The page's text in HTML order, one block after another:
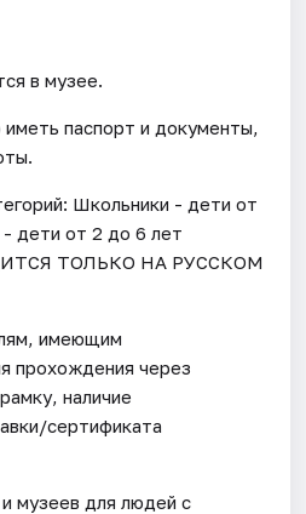
в музее.
паспорт и документы,
Школьники - дети от
дети от 2 до 6 лет
ТОЛЬКО НА РУССКОМ
имеющим
прохождения через
наличие
сертификата
музеев для людей с